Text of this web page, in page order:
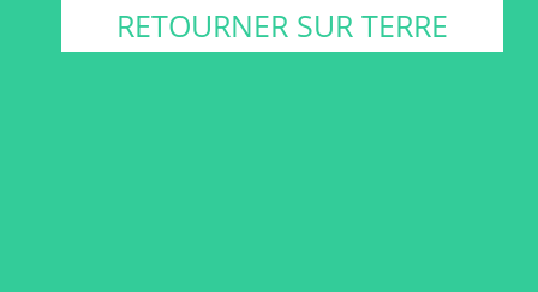
RETOURNER SUR TERRE